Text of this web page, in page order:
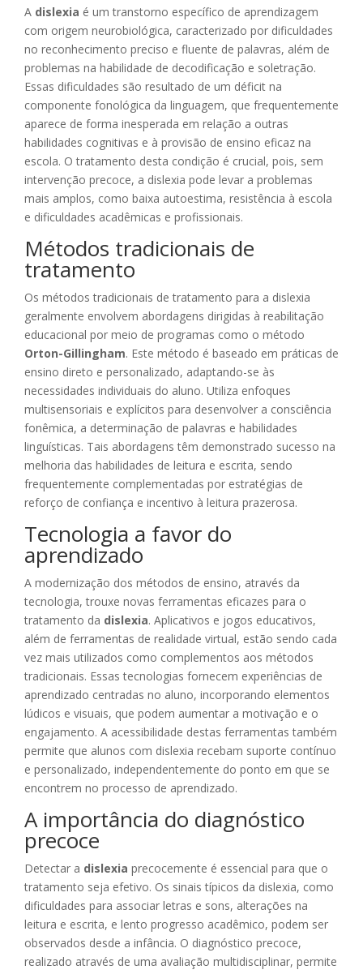
A dislexia é um transtorno específico de aprendizagem
com origem neurobiológica, caracterizado por dificuldades
no reconhecimento preciso e fluente de palavras, além de
problemas na habilidade de decodificação e soletração.
Essas dificuldades são resultado de um déficit na
componente fonológica da linguagem, que frequentemente
aparece de forma inesperada em relação a outras
habilidades cognitivas e à provisão de ensino eficaz na
escola. O tratamento desta condição é crucial, pois, sem
intervenção precoce, a dislexia pode levar a problemas
mais amplos, como baixa autoestima, resistência à escola
e dificuldades acadêmicas e profissionais.
Métodos tradicionais de
tratamento
Os métodos tradicionais de tratamento para a dislexia
geralmente envolvem abordagens dirigidas à reabilitação
educacional por meio de programas como o método
Orton-Gillingham. Este método é baseado em práticas de
ensino direto e personalizado, adaptando-se às
necessidades individuais do aluno. Utiliza enfoques
multisensoriais e explícitos para desenvolver a consciência
fonêmica, a determinação de palavras e habilidades
linguísticas. Tais abordagens têm demonstrado sucesso na
melhoria das habilidades de leitura e escrita, sendo
frequentemente complementadas por estratégias de
reforço de confiança e incentivo à leitura prazerosa.
Tecnologia a favor do
aprendizado
A modernização dos métodos de ensino, através da
tecnologia, trouxe novas ferramentas eficazes para o
tratamento da dislexia. Aplicativos e jogos educativos,
além de ferramentas de realidade virtual, estão sendo cada
vez mais utilizados como complementos aos métodos
tradicionais. Essas tecnologias fornecem experiências de
aprendizado centradas no aluno, incorporando elementos
lúdicos e visuais, que podem aumentar a motivação e o
engajamento. A acessibilidade destas ferramentas também
permite que alunos com dislexia recebam suporte contínuo
e personalizado, independentemente do ponto em que se
encontrem no processo de aprendizado.
A importância do diagnóstico
precoce
Detectar a dislexia precocemente é essencial para que o
tratamento seja efetivo. Os sinais típicos da dislexia, como
dificuldades para associar letras e sons, alterações na
leitura e escrita, e lento progresso acadêmico, podem ser
observados desde a infância. O diagnóstico precoce,
realizado através de uma avaliação multidisciplinar, permite